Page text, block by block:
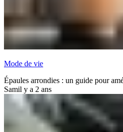
Mode de vie
Épaules arrondies : un guide pour
Samil y a 2 ans